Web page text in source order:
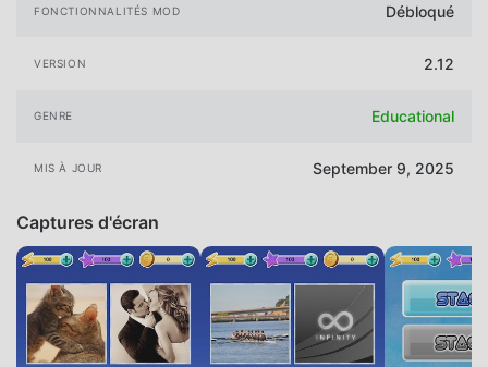
FONCTIONNALITÉS MOD Débloqué
VERSION 2.12
GENRE Educational
MIS À JOUR September 9, 2025
Captures d'écran